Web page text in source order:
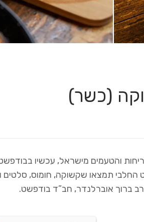
(כשר)
והטעמים מישראל, עכשיו
החלבי תמצאו שקשוקה, חומוס, סלטים
ברוך אוברלנדר, חב”ד בודפשט.